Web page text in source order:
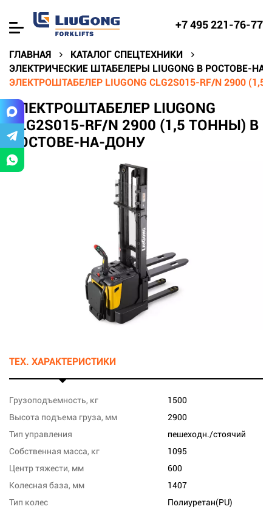
+7 495 221-76-77
ГЛАВНАЯ
КАТАЛОГ СПЕЦТЕХНИКИ
ЭЛЕКТРИЧЕСКИЕ ШТАБЕЛЕРЫ LIUGONG В РОСТОВЕ-
ЭЛЕКТРОШТАБЕЛЕР LIUGONG CLG2S015-RF/N 2900
ЭЛЕКТРОШТАБЕЛЕР LIUGONG
CLG2S015-RF/N 2900 (1,5 ТОННЫ) В
РОСТОВЕ-НА-ДОНУ
ТЕХ. ХАРАКТЕРИСТИКИ
Грузоподъемность, кг
1500
Высота подъема груза, мм
2900
Тип управления
пешеходн./стоячий
Собственная масса, кг
1095
Центр тяжести, мм
600
Колесная база, мм
1407
Тип колес
Полиуретан(PU)